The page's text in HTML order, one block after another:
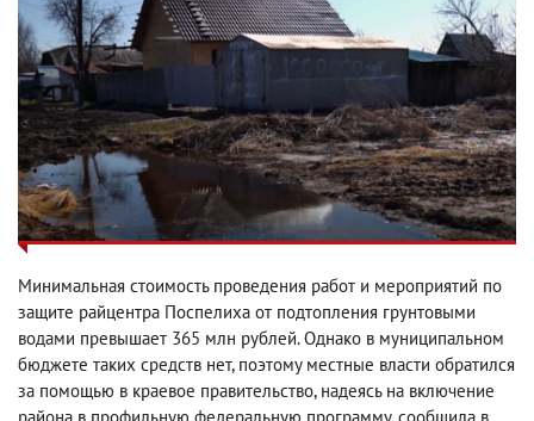
Минимальная стоимость проведения работ и мероприятий по
защите райцентра Поспелиха от подтопления грунтовыми
водами превышает 365 млн рублей. Однако в муниципальном
бюджете таких средств нет, поэтому местные власти обратился
за помощью в краевое правительство, надеясь на включение